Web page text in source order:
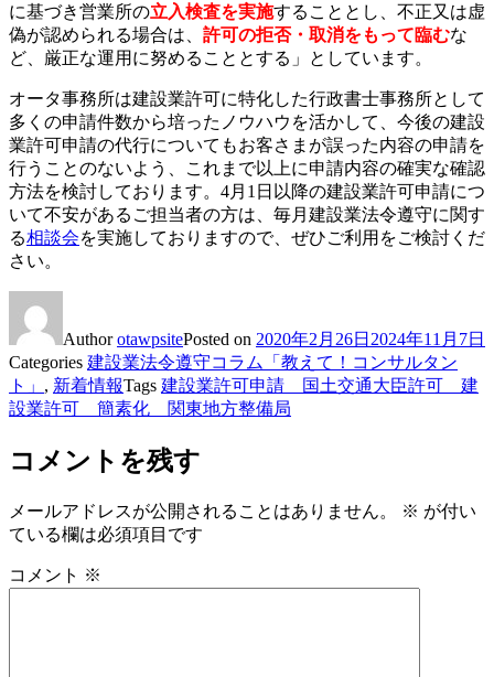
に基づき営業所の立入検査を実施することとし、不正又は虚
偽が認められる場合は、 許可の拒否・取消をもって臨むな
ど、厳正な運用に努めることとする」としています。
オータ事務所は建設業許可に特化した行政書士事務所として
多くの申請件数から培ったノウハウを活かして、今後の建設
業許可申請の代行についてもお客さまが誤った内容の申請を
行うことのないよう、これまで以上に申請内容の確実な確認
方法を検討しております。4月1日以降の建設業許可申請につ
いて不安があるご担当者の方は、毎月建設業法令遵守に関す
る相談会を実施しておりますので、ぜひご利用をご検討くだ
さい。
AuthorotawpsitePosted on 2020年2月26日 2024年11月7日
Categories 建設業法令遵守コラム「教えて！コンサルタン
ト」 , 新着情報Tags 建設業許可申請 国土交通大臣許可 建
設業許可 簡素化 関東地方整備局
コメントを残す
メールアドレスが公開されることはありません。 ※ が付い
ている欄は必須項目です
コメント ※